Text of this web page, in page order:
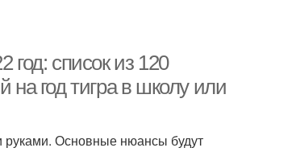
список из 120
на год тигра в школу или
руками. Основные нюансы будут